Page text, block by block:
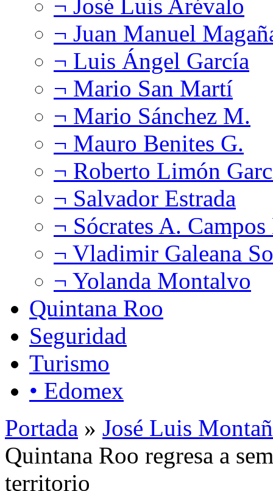
¬ José Luis Arévalo
¬ Juan Manuel
¬ Luis Ángel García
¬ Mario San Martí
¬ Mario Sánchez M.
¬ Mauro Benites G.
¬ Roberto Limón
¬ Salvador Estrada
¬ Sócrates A.
¬ Vladimir Galeana
¬ Yolanda Montalvo
Quintana Roo
Seguridad
Turismo
• Edomex
Portada » José Luis
Quintana Roo regresa a
territorio